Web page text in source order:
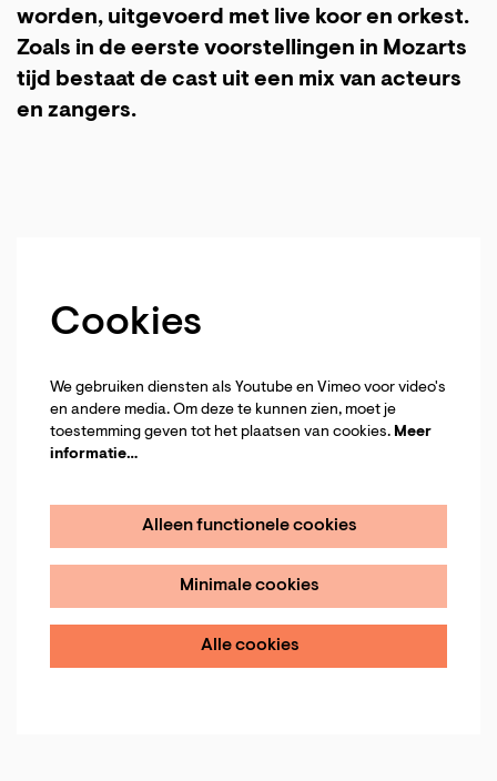
worden, uitgevoerd met live koor en orkest.
Zoals in de eerste voorstellingen in Mozarts
tijd bestaat de cast uit een mix van acteurs
en zangers.
Cookies
We gebruiken diensten als Youtube en Vimeo voor video's
en andere media. Om deze te kunnen zien, moet je
toestemming geven tot het plaatsen van cookies. Meer
informatie…
Alleen functionele cookies
Minimale cookies
Alle cookies